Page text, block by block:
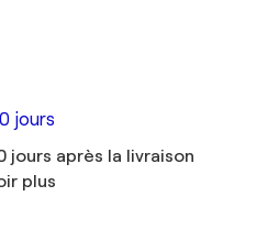
jours
jours après la livraison
plus